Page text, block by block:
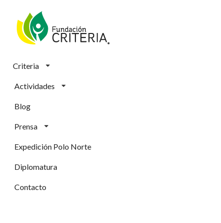
Criteria
Actividades
Blog
Prensa
Expedición Polo Norte
Diplomatura
Contacto